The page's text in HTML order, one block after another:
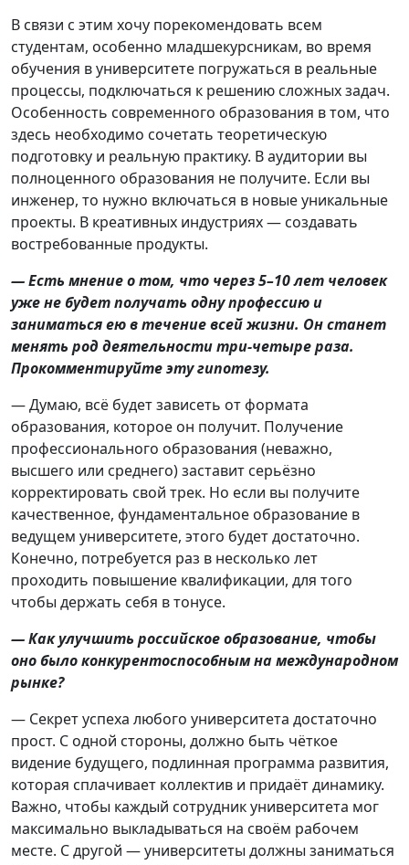
В связи с этим хочу порекомендовать всем
студентам, особенно младшекурсникам, во время
обучения в университете погружаться в реальные
процессы, подключаться к решению сложных задач.
Особенность современного образования в том, что
здесь необходимо сочетать теоретическую
подготовку и реальную практику. В аудитории вы
полноценного образования не получите. Если вы
инженер, то нужно включаться в новые уникальные
проекты. В креативных индустриях — создавать
востребованные продукты.
— Есть мнение о том, что через 5–10 лет человек
уже не будет получать одну профессию и
заниматься ею в течение всей жизни. Он станет
менять род деятельности три-четыре раза.
Прокомментируйте эту гипотезу.
— Думаю, всё будет зависеть от формата
образования, которое он получит. Получение
профессионального образования (неважно,
высшего или среднего) заставит серьёзно
корректировать свой трек. Но если вы получите
качественное, фундаментальное образование в
ведущем университете, этого будет достаточно.
Конечно, потребуется раз в несколько лет
проходить повышение квалификации, для того
чтобы держать себя в тонусе.
— Как улучшить российское образование, чтобы
оно было конкурентоспособным на международном
рынке?
— Секрет успеха любого университета достаточно
прост. С одной стороны, должно быть чёткое
видение будущего, подлинная программа развития,
которая сплачивает коллектив и придаёт динамику.
Важно, чтобы каждый сотрудник университета мог
максимально выкладываться на своём рабочем
месте. С другой — университеты должны заниматься